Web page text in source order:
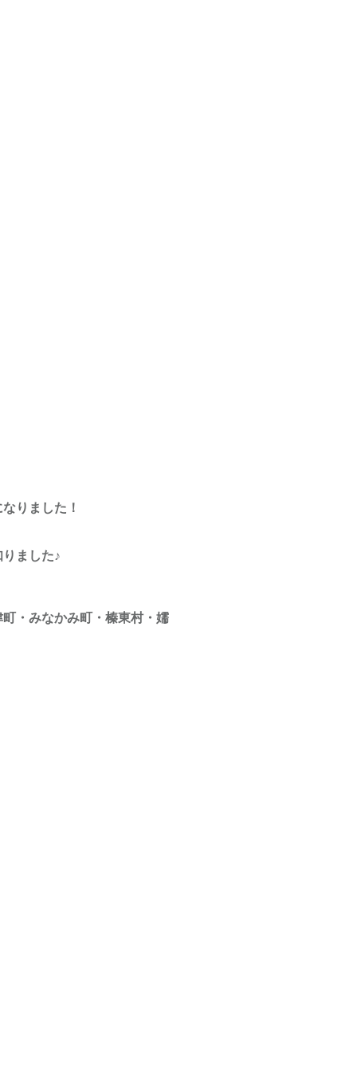
りました！
ました♪
・みなかみ町・榛東村・嬬